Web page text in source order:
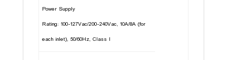
Power Supply
Rating: 100-127Vac/200-240Vac, 10A/8A (for
each inlet), 50/60Hz, Class I